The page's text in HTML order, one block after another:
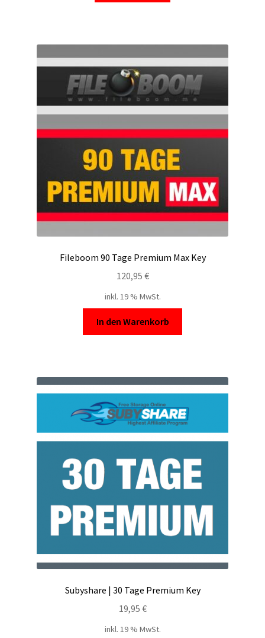
Fileboom 90 Tage Premium Max Key
120,95 €
inkl. 19 % MwSt.
In den Warenkorb
Subyshare | 30 Tage Premium Key
19,95 €
inkl. 19 % MwSt.